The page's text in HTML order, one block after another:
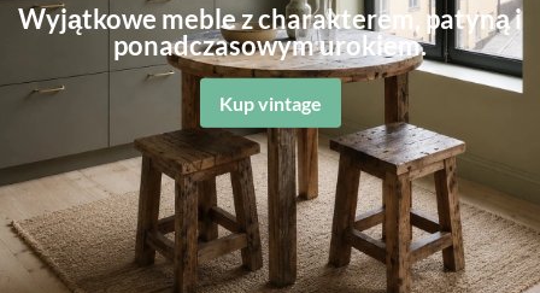
Wyjątkowe meble z charakterem, patyną i
ponadczasowym urokiem.
Kup vintage